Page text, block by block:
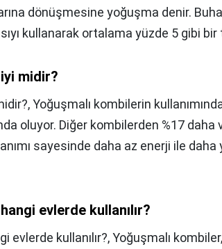
dönüşmesine yoğuşma denir.
kullanarak ortalama yüzde 5 gibi
midir?
Yoğuşmalı kombilerin
oluyor. Diğer kombilerden %17 daha
sayesinde daha az enerji ile daha
evlerde kullanılır?
evlerde kullanılır?,Yoğuşmalı